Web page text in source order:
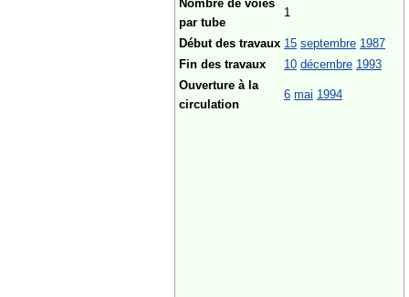
Nombre de voies
par tube
1
Début des travaux 15 septembre 1987
Fin des travaux
10 décembre 1993
Ouverture à la
circulation
6 mai 1994